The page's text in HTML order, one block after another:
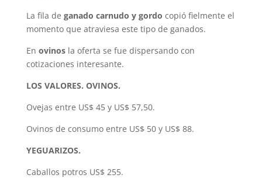
La fila de ganado carnudo y gordo copió fielmente el
momento que atraviesa este tipo de ganados.
En ovinosla oferta se fue dispersando con
cotizaciones interesante.
LOS VALORES. OVINOS.
Ovejas entre US$ 45 y US$ 57,50.
Ovinos de consumo entre US$ 50 y US$ 88.
YEGUARIZOS.
Caballos potros US$ 255.